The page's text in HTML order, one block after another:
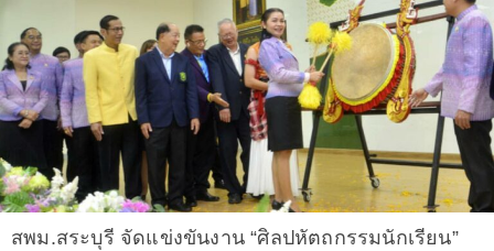
สพม.สระบุรี จัดแข่งขันงาน “ศิลปหัตถกรรมนักเรียน”